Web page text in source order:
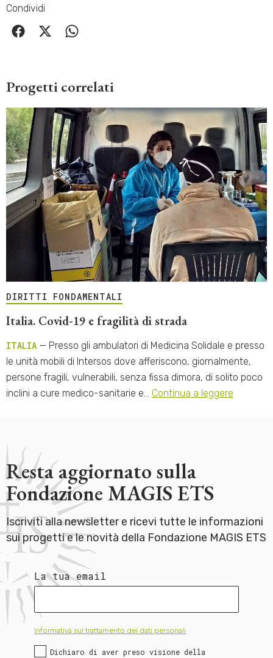
Condividi
Progetti correlati
DIRITTI FONDAMENTALI
Italia. Covid-19 e fragilità di strada
ITALIA — Presso gli ambulatori di Medicina Solidale e presso
le unità mobili di Intersos dove afferiscono, giornalmente,
persone fragili, vulnerabili, senza fissa dimora, di solito poco
inclini a cure medico-sanitarie e… Continua a leggere
Resta aggiornato sulla
Fondazione MAGIS ETS
Iscriviti alla newsletter e ricevi tutte le informazioni
sui progetti e le novità della Fondazione MAGIS ETS
La tua email
Informativa sul trattamento dei dati personali
Dichiaro di aver preso visione della